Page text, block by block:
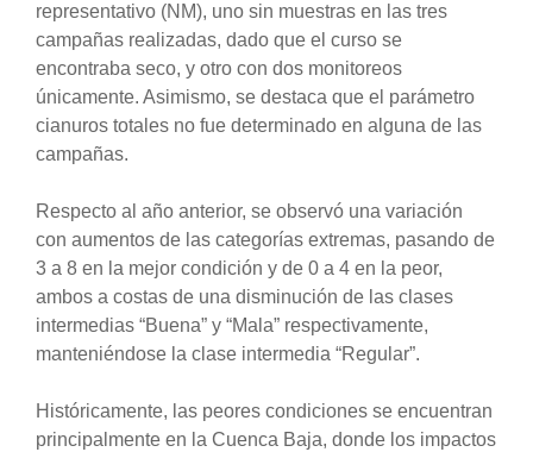
representativo (NM), uno sin muestras en las tres
campañas realizadas, dado que el curso se
encontraba seco, y otro con dos monitoreos
únicamente. Asimismo, se destaca que el parámetro
cianuros totales no fue determinado en alguna de las
campañas.
Respecto al año anterior, se observó una variación
con aumentos de las categorías extremas, pasando de
3 a 8 en la mejor condición y de 0 a 4 en la peor,
ambos a costas de una disminución de las clases
intermedias “Buena” y “Mala” respectivamente,
manteniéndose la clase intermedia “Regular”.
Históricamente, las peores condiciones se encuentran
principalmente en la Cuenca Baja, donde los impactos